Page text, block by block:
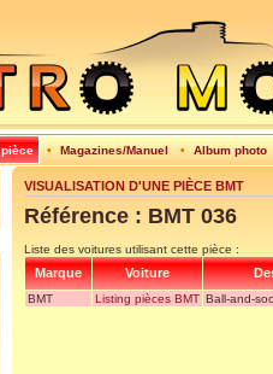
pièce • Magazines/Manuel • Album photo
VISUALISATION D'UNE PIÈCE BMT
Référence : BMT 036
Liste des voitures utilisant cette pièce :
Marque Voiture
BMT Listing pièces BMT Ball-and-